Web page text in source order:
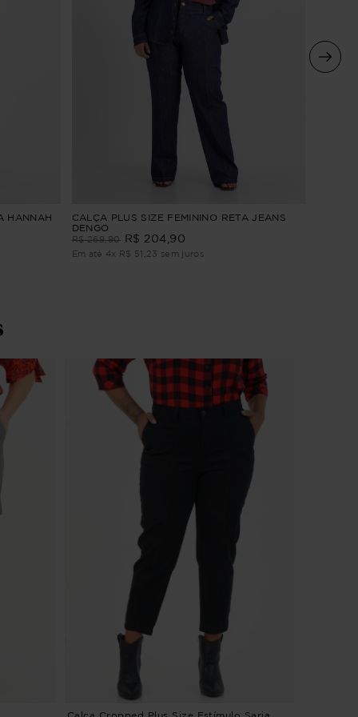
HANNAH
CALÇA PLUS SIZE FEMININO RETA JEANS
DENGO
R$ 269,90 R$ 204 90
Em até 4x R$ 51 23 sem juros
Calça Cropped Plus Size Estímulo Sarja